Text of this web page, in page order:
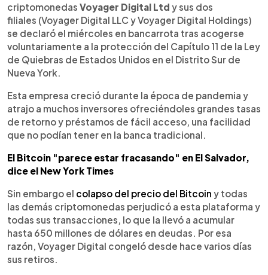
criptomonedas Voyager Digital Ltd ysus dos
filiales (Voyager Digital LLC y Voyager Digital Holdings)
se declaró el miércoles en bancarrota tras acogerse
voluntariamente a la protección del Capítulo 11 de la Ley
de Quiebras de Estados Unidos en el Distrito Sur de
Nueva York.
Esta empresa creció durante la época de pandemia y
atrajo a muchos inversores ofreciéndoles grandes tasas
de retorno y préstamos de fácil acceso, una facilidad
que no podían tener en la banca tradicional.
El Bitcoin "parece estar fracasando" en El Salvador,
dice el New York Times
Sin embargo el colapso del precio del Bitcoin y todas
las demás criptomonedas perjudicó a esta plataforma y
todas sus transacciones, lo que la llevó a acumular
hasta 650 millones de dólares en deudas. Por esa
razón, Voyager Digital congeló desde hace varios días
sus retiros.